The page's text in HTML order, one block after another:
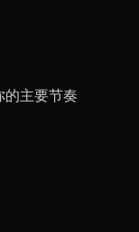
的主要节奏